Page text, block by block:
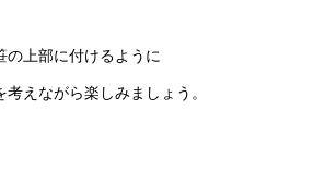
の上部に付けるように
えながら楽しみましょう。